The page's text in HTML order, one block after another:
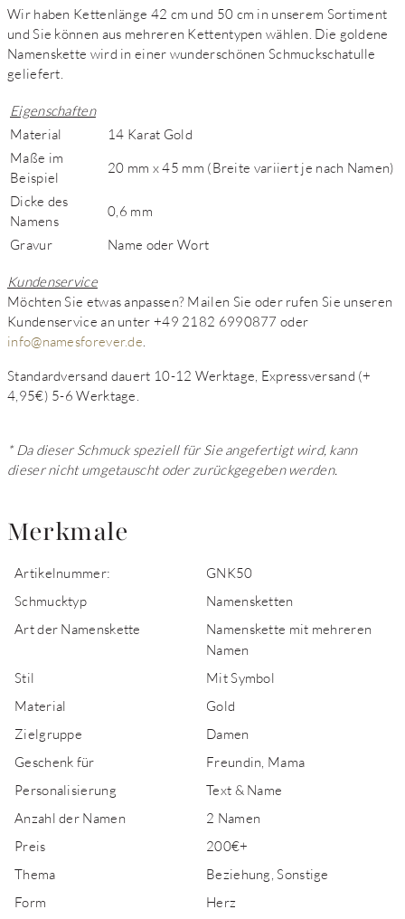
Wir haben Kettenlänge 42 cm und 50 cm in unserem Sortiment
und Sie können aus mehreren Kettentypen wählen. Die goldene
Namenskette wird in einer wunderschönen Schmuckschatulle
geliefert.
Eigenschaften
Material
14 Karat Gold
Maße im
Beispiel
20 mm x 45 mm (Breite variiert je nach Namen)
Dicke des
Namens
0,6 mm
Gravur Name oder Wort
Kundenservice
Möchten Sie etwas anpassen? Mailen Sie oder rufen Sie unseren
Kundenservice an unter +49 2182 6990877 oder
info@namesforever.de
Standardversand dauert 10-12 Werktage, Expressversand (+
4,95€) 5-6 Werktage.
* Da dieser Schmuck speziell für Sie angefertigt wird, kann
dieser nicht umgetauscht oder zurückgegeben werden.
Merkmale
Artikelnummer:
GNK50
Schmucktyp
Namensketten
Art der Namenskette
Namenskette mit mehreren
Namen
Stil
Mit Symbol
Material
Gold
Zielgruppe
Damen
Geschenk für
Freundin, Mama
Personalisierung
Text & Name
Anzahl der Namen
2 Namen
Preis
200€+
Thema
Beziehung, Sonstige
Form
Herz